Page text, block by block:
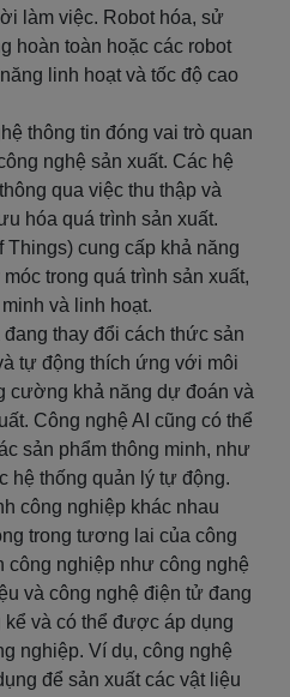
làm việc. Robot hóa, sử
hoàn toàn hoặc các robot
linh hoạt và tốc độ cao
thông tin đóng vai trò quan
nghệ sản xuất. Các hệ
qua việc thu thập và
hóa quá trình sản xuất.
Things) cung cấp khả năng
trong quá trình sản xuất,
và linh hoạt.
thay đổi cách thức sản
tự động thích ứng với môi
cường khả năng dự đoán và
Công nghệ AI cũng có thể
sản phẩm thông minh, như
hệ thống quản lý tự động.
công nghiệp khác nhau
trong tương lai của công
công nghiệp như công nghệ
và công nghệ điện tử đang
và có thể được áp dụng
nghiệp. Ví dụ, công nghệ
để sản xuất các vật liệu